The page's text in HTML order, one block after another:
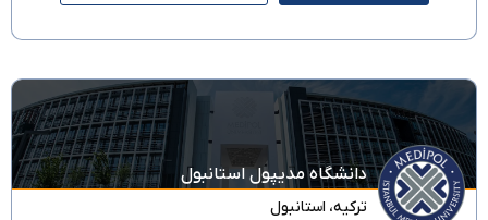
دانشگاه مدیپول استانبول
ترکیه، استانبول